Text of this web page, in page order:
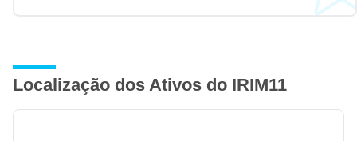
Localização dos Ativos do IRIM11